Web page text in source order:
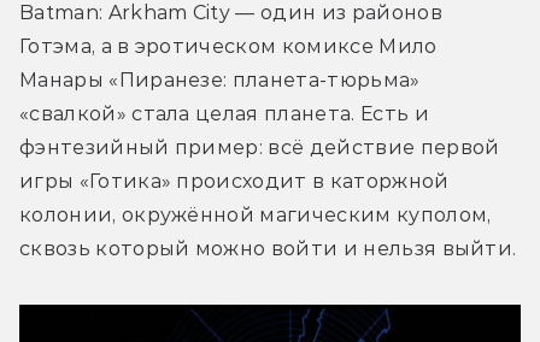
Batman: Arkham City — один из районов
Готэма, а в эротическом комиксе Мило
Манары «Пиранезе: планета-тюрьма»
«свалкой» стала целая планета. Есть и
фэнтезийный пример: всё действие первой
игры «Готика» происходит в каторжной
колонии, окружённой магическим куполом,
сквозь который можно войти и нельзя выйти.